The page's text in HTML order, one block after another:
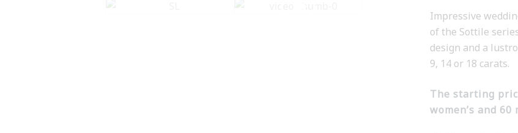
Impressive
of the Sottile
design and a
9, 14 or 18 carats.
The starting
women’s and 60